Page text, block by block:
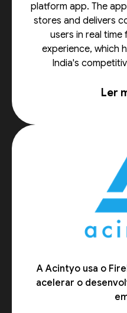
platform app. The
stores and delivers
users in real
experience, which
India's
Ler
A Acintyo usa o
acelerar o